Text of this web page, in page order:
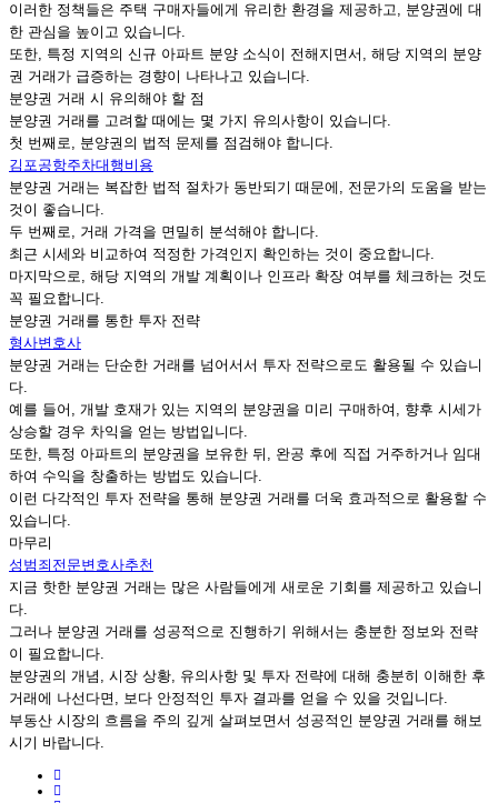
이러한 정책들은 주택 구매자들에게 유리한 환경을 제공하고, 분양권에 대
한 관심을 높이고 있습니다.
또한, 특정 지역의 신규 아파트 분양 소식이 전해지면서, 해당 지역의 분양
권 거래가 급증하는 경향이 나타나고 있습니다.
분양권 거래 시 유의해야 할 점
분양권 거래를 고려할 때에는 몇 가지 유의사항이 있습니다.
첫 번째로, 분양권의 법적 문제를 점검해야 합니다.
김포공항주차대행비용
분양권 거래는 복잡한 법적 절차가 동반되기 때문에, 전문가의 도움을 받는
것이 좋습니다.
두 번째로, 거래 가격을 면밀히 분석해야 합니다.
최근 시세와 비교하여 적정한 가격인지 확인하는 것이 중요합니다.
마지막으로, 해당 지역의 개발 계획이나 인프라 확장 여부를 체크하는 것도
꼭 필요합니다.
분양권 거래를 통한 투자 전략
형사변호사
분양권 거래는 단순한 거래를 넘어서서 투자 전략으로도 활용될 수 있습니
다.
예를 들어, 개발 호재가 있는 지역의 분양권을 미리 구매하여, 향후 시세가
상승할 경우 차익을 얻는 방법입니다.
또한, 특정 아파트의 분양권을 보유한 뒤, 완공 후에 직접 거주하거나 임대
하여 수익을 창출하는 방법도 있습니다.
이런 다각적인 투자 전략을 통해 분양권 거래를 더욱 효과적으로 활용할 수
있습니다.
마무리
성범죄전문변호사추천
지금 핫한 분양권 거래는 많은 사람들에게 새로운 기회를 제공하고 있습니
다.
그러나 분양권 거래를 성공적으로 진행하기 위해서는 충분한 정보와 전략
이 필요합니다.
분양권의 개념, 시장 상황, 유의사항 및 투자 전략에 대해 충분히 이해한 후
거래에 나선다면, 보다 안정적인 투자 결과를 얻을 수 있을 것입니다.
부동산 시장의 흐름을 주의 깊게 살펴보면서 성공적인 분양권 거래를 해보
시기 바랍니다.